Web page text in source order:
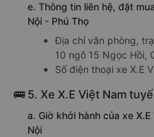
e. Thông tin liên hệ, đặt
Nội - Phú Thọ
Địa chỉ văn phòng,
10 ngõ 15 Ngọc Hồi,
Số điện thoại xe X.E
🚌 5. Xe X.E Việt Nam
a. Giờ khởi hành của xe
Nội